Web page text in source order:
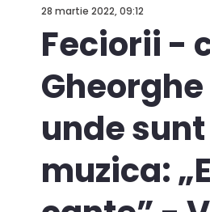
28 martie 2022, 09:12
Feciorii -
unde
muzica: